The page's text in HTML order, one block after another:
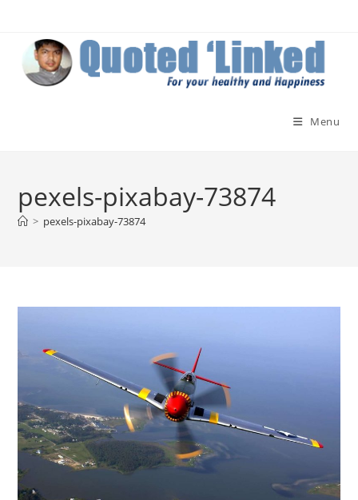
content
Menu
pexels-pixabay-73874
> pexels-pixabay-73874